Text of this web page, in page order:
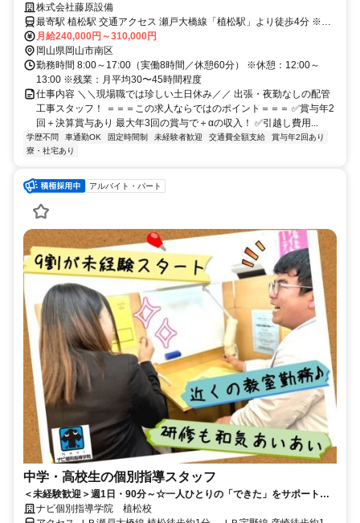
管工事でゼロから手に職を！
株式会社藤原設備
最寄駅 植松駅 交通アクセス 瀬戸大橋線「植松駅」より徒歩4分 ※車
月給240,000円～310,000円
岡山県岡山市南区
勤務時間 8:00～17:00（実働8時間／休憩60分） ※休憩：12:00～
13:00 ※残業：月平均30〜45時間程度
仕事内容 ＼＼現場職では珍しい土日休み／／ 出張・夜勤なしの配管
工事スタッフ！ ＝＝＝この求人ならではのポイント＝＝＝ ✅賞与年2
回＋決算賞与あり 最大年3回の賞与で＋αの収入！ ✅引越し費用...
学歴不問 車通勤OK 固定時間制 未経験者歓迎 交通費全額支給
賞与年2回あり
寮・社宅あり
アルバイト・パート
中学・高校生の個別指導スタッフ
＜未経験歓迎＞週1日・90分～☆一人ひとりの「できた」をサポートす
るお仕事！
ナビ個別指導学院 植松校